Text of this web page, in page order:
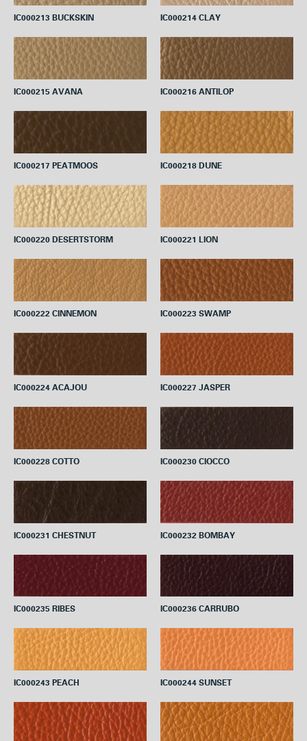
IC000213 BUCKSKIN IC000214 CLAY
IC000215 AVANA IC000216 ANTILOP
IC000217 PEATMOOS IC000218 DUNE
IC000220 DESERTSTORM IC000221 LION
IC000222 CINNEMON IC000223 SWAMP
IC000224 ACAJOU IC000227 JASPER
IC000228 COTTO IC000230 CIOCCO
IC000231 CHESTNUT IC000232 BOMBAY
IC000235 RIBES IC000236 CARRUBO
IC000243 PEACH IC000244 SUNSET